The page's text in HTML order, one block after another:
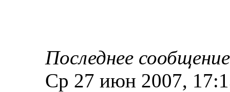
Последнее
Ср 27 июн 2007,